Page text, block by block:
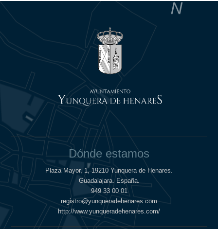
Dónde estamos
Plaza Mayor, 1, 19210 Yunquera de Henares.
Guadalajara. España.
949 33 00 01
registro@yunqueradehenares.com
http://www.yunqueradehenares.com/